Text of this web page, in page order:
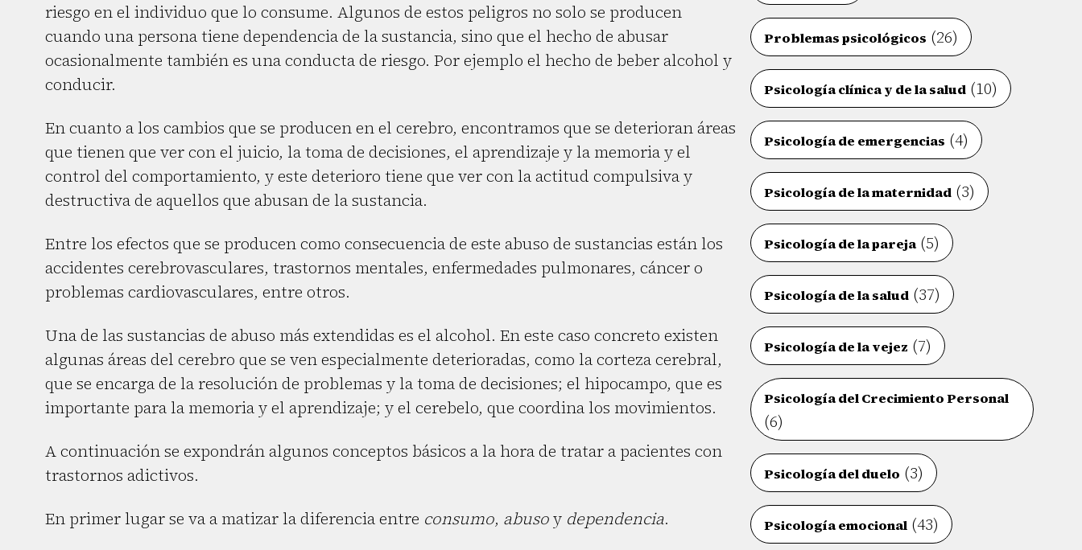
riesgo en el individuo que lo consume. Algunos de estos peligros no solo se producen
cuando una persona tiene dependencia de la sustancia, sino que el hecho de abusar
ocasionalmente también es una conducta de riesgo. Por ejemplo el hecho de beber alcohol y
conducir.
En cuanto a los cambios que se producen en el cerebro, encontramos que se deterioran áreas
que tienen que ver con el juicio, la toma de decisiones, el aprendizaje y la memoria y el
control del comportamiento, y este deterioro tiene que ver con la actitud compulsiva y
destructiva de aquellos que abusan de la sustancia.
Entre los efectos que se producen como consecuencia de este abuso de sustancias están los
accidentes cerebrovasculares, trastornos mentales, enfermedades pulmonares, cáncer o
problemas cardiovasculares, entre otros.
Una de las sustancias de abuso más extendidas es el alcohol. En este caso concreto existen
algunas áreas del cerebro que se ven especialmente deterioradas, como la corteza cerebral,
que se encarga de la resolución de problemas y la toma de decisiones; el hipocampo, que es
importante para la memoria y el aprendizaje; y el cerebelo, que coordina los movimientos.
A continuación se expondrán algunos conceptos básicos a la hora de tratar a pacientes con
trastornos adictivos.
En primer lugar se va a matizar la diferencia entre consumo, abusoy dependencia.
Problemas psicológicos (26)
Psicología clínica y de la salud (10)
Psicología de emergencias (4)
Psicología de la maternidad (3)
Psicología de la pareja(5)
Psicología de la salud (37)
Psicología de la vejez (7)
Psicología del Crecimiento Personal
(6)
Psicología del duelo (3)
Psicología emocional (43)